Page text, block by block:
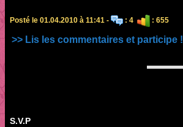
Posté le 01.04.2010 à 11:41 - : 4 : 655
>> Lis les commentaires et participe !
S.V.P